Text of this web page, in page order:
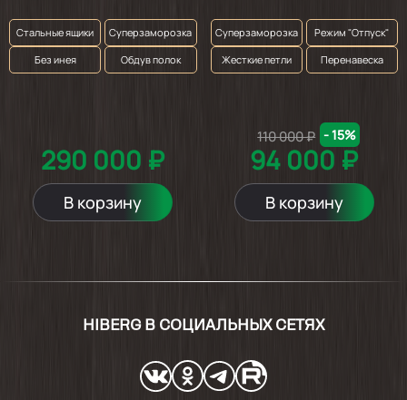
Стальные ящики
Суперзаморозка
Без инея
Обдув полок
290 000 ₽
В корзину
Суперзаморозка
Режим "Отпуск"
Жесткие петли
Перенавеска
94 000 ₽
110 000 ₽ - 15%
В корзину
HIBERG В СОЦИАЛЬНЫХ СЕТЯХ